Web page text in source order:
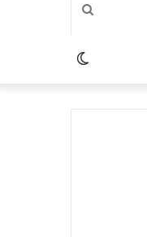
بحث
عنالوضع
المظلم